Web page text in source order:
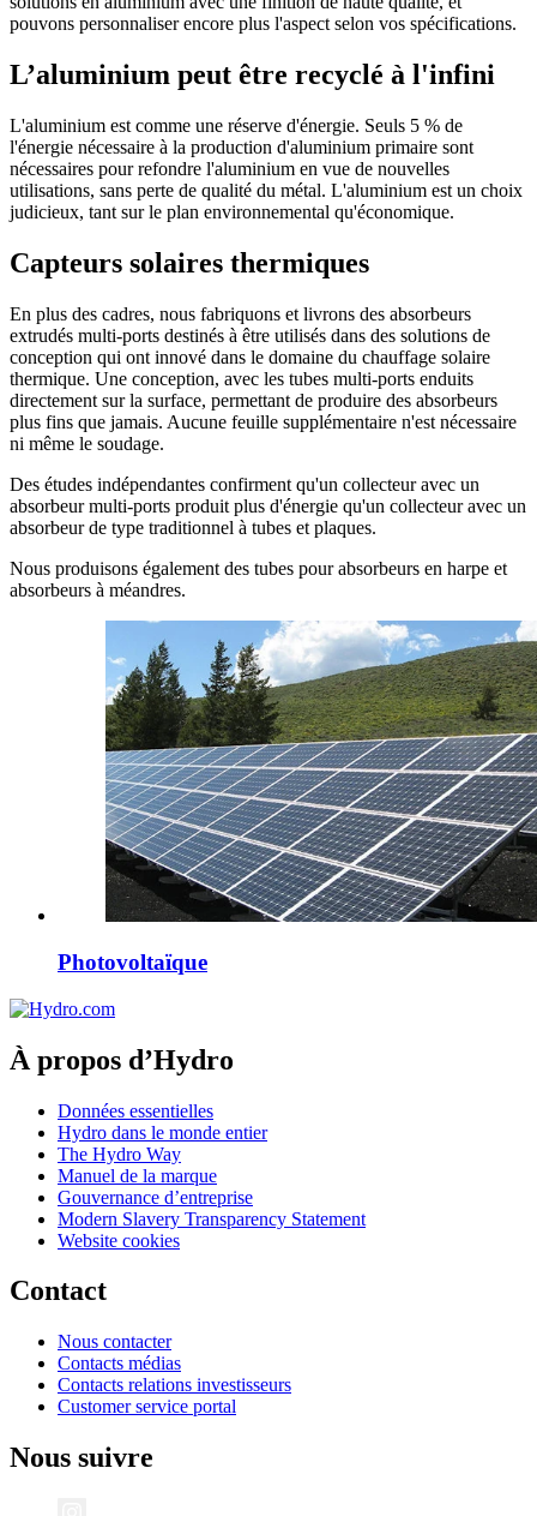
pouvons personnaliser encore plus l'aspect selon vos spécifications.
L’aluminium peut être recyclé à l'infini
L'aluminium est comme une réserve d'énergie. Seuls 5 % de
l'énergie nécessaire à la production d'aluminium primaire sont
nécessaires pour refondre l'aluminium en vue de nouvelles
utilisations, sans perte de qualité du métal. L'aluminium est un choix
judicieux, tant sur le plan environnemental qu'économique.
Capteurs solaires thermiques
En plus des cadres, nous fabriquons et livrons des absorbeurs
extrudés multi-ports destinés à être utilisés dans des solutions de
conception qui ont innové dans le domaine du chauffage solaire
thermique. Une conception, avec les tubes multi-ports enduits
directement sur la surface, permettant de produire des absorbeurs
plus fins que jamais. Aucune feuille supplémentaire n'est nécessaire
ni même le soudage.
Des études indépendantes confirment qu'un collecteur avec un
absorbeur multi-ports produit plus d'énergie qu'un collecteur avec un
absorbeur de type traditionnel à tubes et plaques.
Nous produisons également des tubes pour absorbeurs en harpe et
absorbeurs à méandres.
Photovoltaïque
À propos d’Hydro
Données essentielles
Hydro dans le monde entier
The Hydro Way
Manuel de la marque
Gouvernance d’entreprise
Modern Slavery Transparency Statement
Website cookies
Contact
Nous contacter
Contacts médias
Contacts relations investisseurs
Customer service portal
Nous suivre